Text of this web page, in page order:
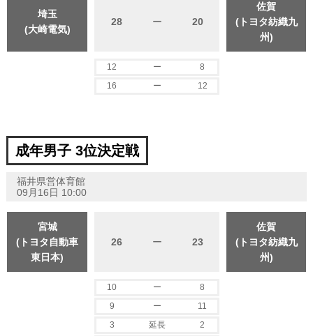
埼玉
(大崎電気)
28 ー 20
佐賀
(トヨタ紡織九
州)
12 ー
8
16
ー 12
成年男子 3位決定戦
福井県営体育館
09月16日 10:00
宮城
(トヨタ自動車
東日本)
26 ー 23
佐賀
(トヨタ紡織九
州)
10 ー
8
9
ー
11
3
延長
2